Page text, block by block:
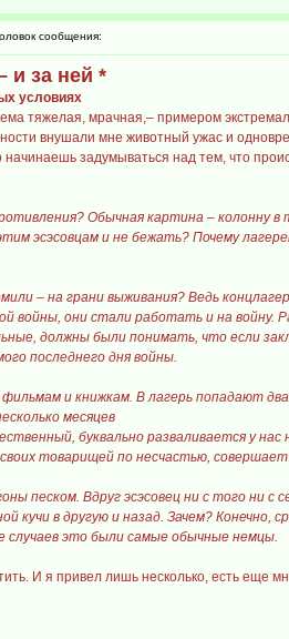
сообщения:
и за ней *
условиях
тяжелая, мрачная,– примером
внушали мне животный ужас и
начинаешь задумываться над тем, что
Обычная картина – колонну
эсэсовцам и не бежать? Почему
– на грани выживания? Ведь
войны, они стали работать и на
должны были понимать, что если
последнего дня войны.
и книжкам. В лагерь попадают
месяцев
буквально разваливается у
товарищей по несчастью, совершает
песком. Вдруг эсэсовец ни с того
кучи в другую и назад. Зачем?
случаев это были самые обычные немцы.
И я привел лишь несколько, есть еще